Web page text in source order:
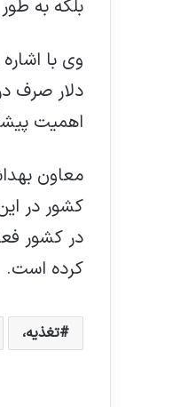
بلکه به
دلار صرف
اهمیت
معاون
در کشور
کرده است.
تغذیه،